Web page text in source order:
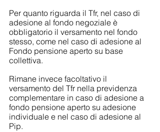
Per quanto riguarda il Tfr, nel caso di
adesione al fondo negoziale è
obbligatorio il versamento nel fondo
stesso, come nel caso di adesione al
Fondo pensione aperto su base
collettiva.
Rimane invece facoltativo il
versamento del Tfr nella previdenza
complementare in caso di adesione a
fondo pensione aperto su adesione
individuale e nel caso di adesione al
Pip.